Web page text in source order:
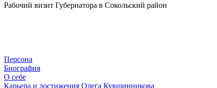
Рабочий визит Губернатора в Сокольский район
Персона
Биография
О себе
Карьера и достижения Олега Кувшинникова